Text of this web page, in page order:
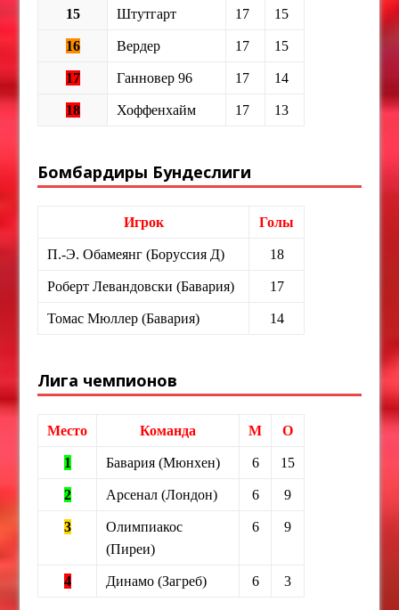
15 Штутгарт 17 15
16 Вердер 17 15
17 Ганновер 96 17 14
18 Хоффенхайм 17 13
Бомбардиры Бундеслиги
Игрок Голы
П.-Э. Обамеянг (Боруссия Д) 18
Роберт Левандовски (Бавария) 17
Томас Мюллер (Бавария) 14
Лига чемпионов
Место Команда М О
1 Бавария (Мюнхен) 6 15
2 Арсенал (Лондон) 6 9
3
Олимпиакос
(Пиреи)
6 9
4 Динамо (Загреб) 6 3